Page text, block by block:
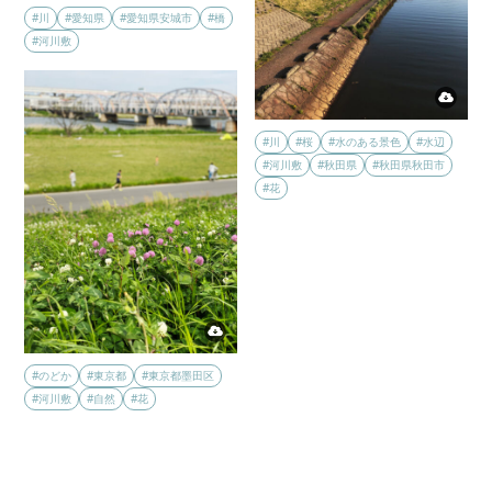
#川 #愛知県 #愛知県安城市
#橋
#河川敷
#川 #桜 #水のある景色
#水辺
#河川敷
#秋田県
#秋田県秋田市
#花
#のどか #東京都
#東京都墨田区
#河川敷
#自然 #花